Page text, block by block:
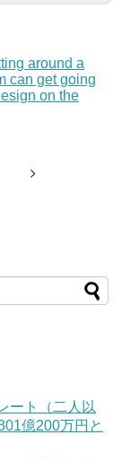
around a
can get going
on the
ート（二人以
億200万円と